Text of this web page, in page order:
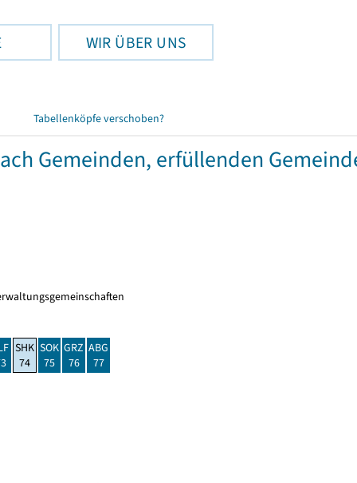
WIR ÜBER UNS
Tabellenköpfe verschoben?
Gemeinden, erfüllenden
SHK
74
SOK
75
GRZ
76
ABG
77